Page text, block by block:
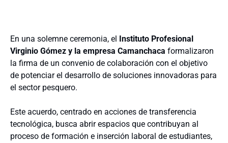
En una solemne ceremonia, el Instituto Profesional
Virginio Gómez y la empresa Camanchaca formalizaron
la firma de un convenio de colaboración con el objetivo
de potenciar el desarrollo de soluciones innovadoras para
el sector pesquero.
Este acuerdo, centrado en acciones de transferencia
tecnológica, busca abrir espacios que contribuyan al
proceso de formación e inserción laboral de estudiantes,